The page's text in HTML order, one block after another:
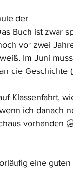
der
Buch ist zwar
vor zwei
Im Juni
die Geschichte (
Klassenfahrt,
ich danach
vorhanden
eine